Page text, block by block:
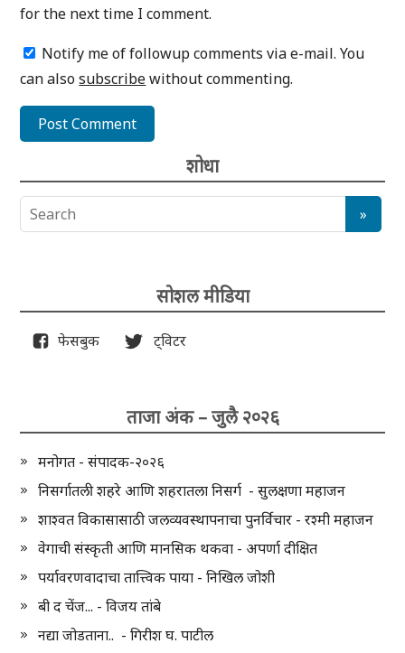
for the next time I comment.
Notify me of followup comments via e-mail. You
can alsosubscribewithout commenting.
शोधा
सोशल मीडिया
फेसबुक ट्विटर
ताजा अंक – जुलै २०२६
मनोगत - संपादक-२०२६
निसर्गातली शहरे आणि शहरातला निसर्ग - सुलक्षणा महाजन
शाश्वत विकासासाठी जलव्यवस्थापनाचा पुनर्विचार - रश्मी महाजन
वेगाची संस्कृती आणि मानसिक थकवा - अपर्णा दीक्षित
पर्यावरणवादाचा तात्त्विक पाया - निखिल जोशी
बी द चेंज... - विजय तांबे
नद्या जोडताना.. - गिरीश घ. पाटील